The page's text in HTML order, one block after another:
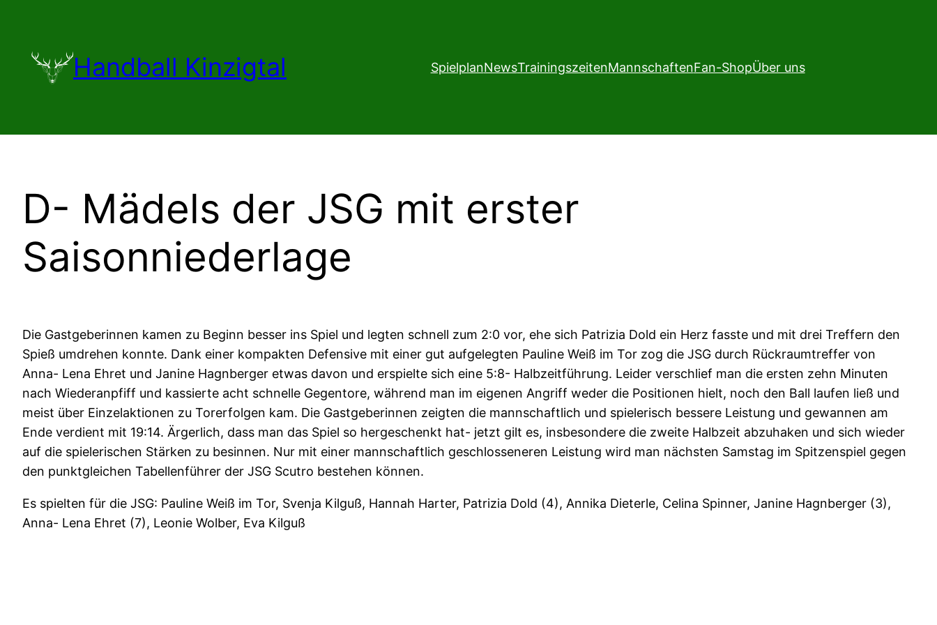
Handball Kinzigtal SpielplanNewsTrainingszeitenMannschaftenFan-ShopÜber uns
D- Mädels der JSG mit erster
Saisonniederlage
Die Gastgeberinnen kamen zu Beginn besser ins Spiel und legten schnell zum 2:0 vor, ehe sich Patrizia Dold ein Herz fasste und mit drei Treffern den
Spieß umdrehen konnte. Dank einer kompakten Defensive mit einer gut aufgelegten Pauline Weiß im Tor zog die JSG durch Rückraumtreffer von
Anna- Lena Ehret und Janine Hagnberger etwas davon und erspielte sich eine 5:8- Halbzeitführung. Leider verschlief man die ersten zehn Minuten
nach Wiederanpfiff und kassierte acht schnelle Gegentore, während man im eigenen Angriff weder die Positionen hielt, noch den Ball laufen ließ und
meist über Einzelaktionen zu Torerfolgen kam. Die Gastgeberinnen zeigten die mannschaftlich und spielerisch bessere Leistung und gewannen am
Ende verdient mit 19:14. Ärgerlich, dass man das Spiel so hergeschenkt hat- jetzt gilt es, insbesondere die zweite Halbzeit abzuhaken und sich wieder
auf die spielerischen Stärken zu besinnen. Nur mit einer mannschaftlich geschlosseneren Leistung wird man nächsten Samstag im Spitzenspiel gegen
den punktgleichen Tabellenführer der JSG Scutro bestehen können.
Es spielten für die JSG: Pauline Weiß im Tor, Svenja Kilguß, Hannah Harter, Patrizia Dold (4), Annika Dieterle, Celina Spinner, Janine Hagnberger (3),
Anna- Lena Ehret (7), Leonie Wolber, Eva Kilguß